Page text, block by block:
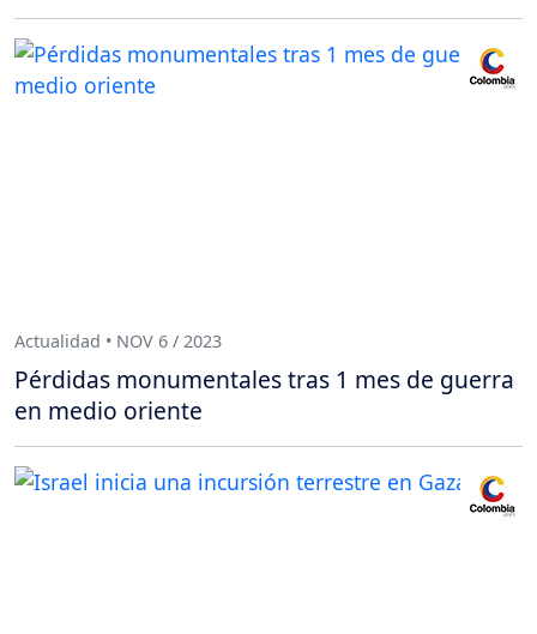
Actualidad • NOV 6 / 2023
Pérdidas monumentales tras 1 mes de guerra
en medio oriente